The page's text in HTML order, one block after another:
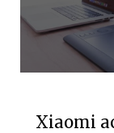
Xiaomi